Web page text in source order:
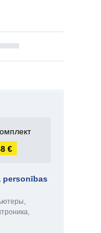
€
personības
,